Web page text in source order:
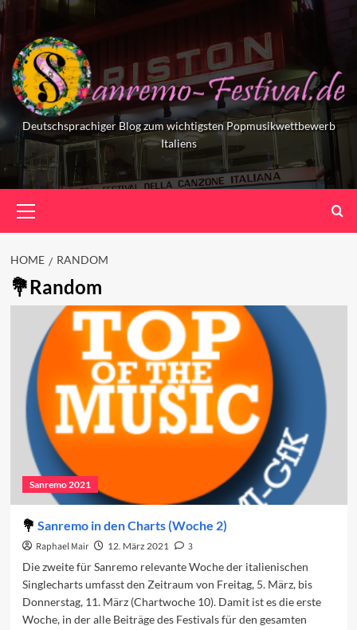
Skip
to
content
Deutschsprachiger Blog zum wichtigsten Popmusikwettbewerb
Italiens
Menu
HOME RANDOM
Random
Sanremo 2021
Sanremo in den Charts (Woche 2)
Raphael Mair 12. März 2021
3
Die zweite für Sanremo relevante Woche der italienischen
Singlecharts umfasst den Zeitraum von Freitag, 5. März, bis
Donnerstag, 11. März (Chartwoche 10). Damit ist es die erste
Woche, in der alle Beiträge des Festivals für den gesamten